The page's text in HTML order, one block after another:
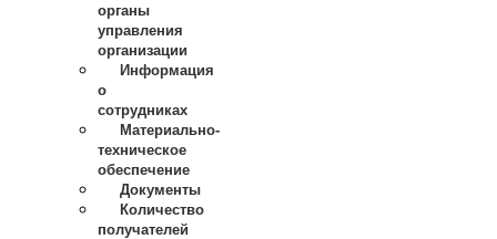
органы
управления
организации
Информация
о
сотрудниках
Материально-
техническое
обеспечение
Документы
Количество
получателей